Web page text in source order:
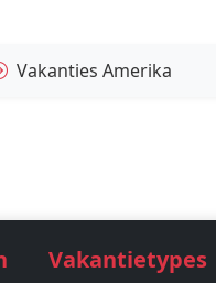
Vakanties Amerika
Vakantietypes